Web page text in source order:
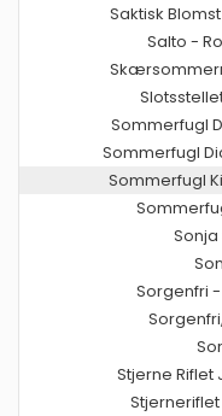
Saktisk
Salto -
Sommerfugl
Sommerfugl
Sommerfugl
Sorgenfri
Stjerne